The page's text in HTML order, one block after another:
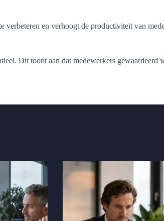
en verhoogt de productiviteit van
Dit toont aan dat medewerkers gewaardeerd